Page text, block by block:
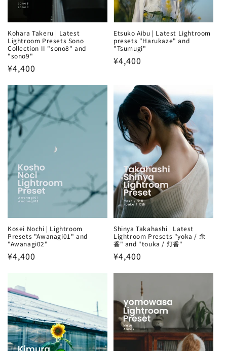
Kohara Takeru | Latest
Lightroom Presets Sono
Collection II "sono8" and
"sono9"
Regular
¥4,400
Etsuko Aibu | Latest Lightroom
presets "Harukaze" and
"Tsumugi"
Regular
¥4,400
Kosei Nochi | Lightroom
Presets "Awanagi01" and
"Awanagi02"
Regular
¥4,400
Shinya Takahashi | Latest
Lightroom Presets "yoka / 余
香" and "touka / 灯香"
Regular
¥4,400